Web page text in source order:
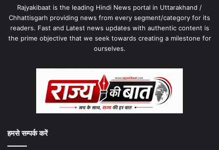
Rajyakibaat is the leading Hindi News portal in Uttarakhand /
Chhattisgarh providing news from every segment/category for its
readers. Fast and Latest news updates with authentic content is
the prime objective that we seek towards creating a milestone for
ourselves.
हमसे सम्पर्क करें